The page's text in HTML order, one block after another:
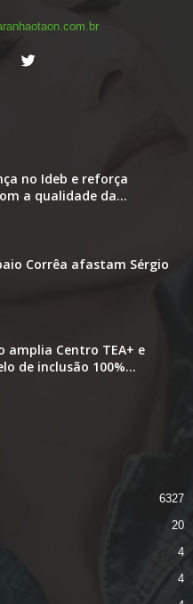
no Ideb e reforça
a qualidade da...
Corrêa afastam Sérgio
amplia Centro TEA+ e
de inclusão 100%...
6327
20
4
4